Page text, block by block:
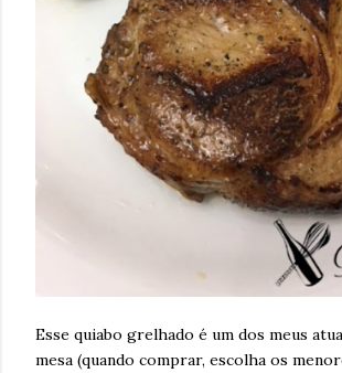
Esse quiabo grelhado é um dos meus
mesa (quando comprar, escolha os